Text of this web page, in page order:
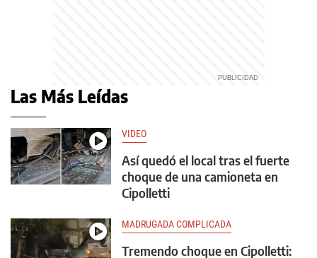
Las Más Leídas
VIDEO
Así quedó el local tras el fuerte
choque de una camioneta en
Cipolletti
MADRUGADA COMPLICADA
Tremendo choque en Cipolletti: